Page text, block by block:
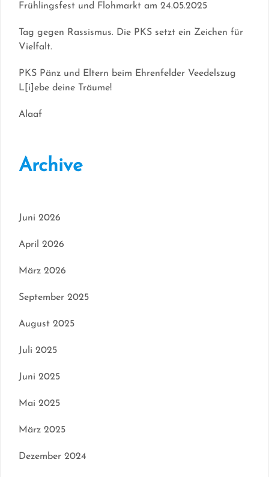
Frühlingsfest und Flohmarkt am 24.05.2025
Tag gegen Rassismus. Die PKS setzt ein Zeichen für
Vielfalt.
PKS Pänz und Eltern beim Ehrenfelder Veedelszug
L[i]ebe deine Träume!
Alaaf
Archive
Juni 2026
April 2026
März 2026
September 2025
August 2025
Juli 2025
Juni 2025
Mai 2025
März 2025
Dezember 2024